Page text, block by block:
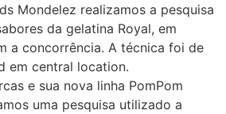
Mondelez realizamos a pesquisa
da gelatina Royal, em
a concorrência. A técnica foi de
em central location.
e sua nova linha PomPom
uma pesquisa utilizado a